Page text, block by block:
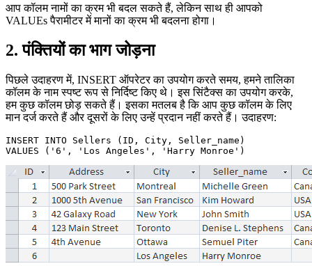
आप कॉलम नामों का क्रम भी बदल सकते हैं, लेकिन साथ ही आपको
VALUEs पैरामीटर में मानों का क्रम भी बदलना होगा।
2. पंक्तियों का भाग जोड़ना
पिछले उदाहरण में, INSERT ऑपरेटर का उपयोग करते समय, हमने तालिका
कॉलम के नाम स्पष्ट रूप से निर्दिष्ट किए थे। इस सिंटैक्स का उपयोग करके,
हम कुछ कॉलम छोड़ सकते हैं। इसका मतलब है कि आप कुछ कॉलम के लिए
मान दर्ज करते हैं और दूसरों के लिए उन्हें प्रदान नहीं करते हैं। उदाहरण:
INSERT INTO Sellers (ID, City, Seller_name)